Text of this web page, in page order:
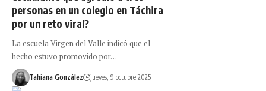
personas en un colegio en Táchira
por un reto viral?
La escuela Virgen del Valle indicó que el
hecho estuvo promovido por…
Tahiana González jueves, 9 octubre 2025